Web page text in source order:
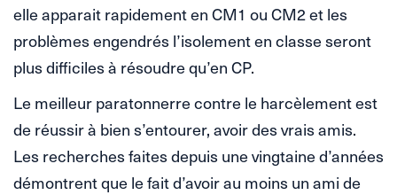
elle apparait rapidement en CM1 ou CM2 et les
problèmes engendrés l’isolement en classe seront
plus difficiles à résoudre qu’en CP.
Le meilleur paratonnerre contre le harcèlement est
de réussir à bien s’entourer, avoir des vrais amis.
Les recherches faites depuis une vingtaine d’années
démontrent que le fait d’avoir au moins un ami de